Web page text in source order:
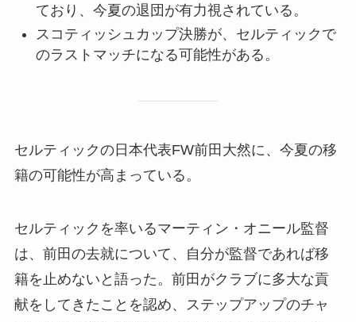
ており、今夏の退団が有力視されている。
スコティッシュカップ決勝が、セルティックで
のラストマッチになる可能性がある。
セルティックの日本代表FW前田大然に、今夏の移
籍の可能性が高まっている。
セルティックを率いるマーティン・オニール監督
は、前田の去就について、自分が監督であれば移
籍を止めないと語った。前田がクラブに多大な貢
献をしてきたことを認め、ステップアップのチャ